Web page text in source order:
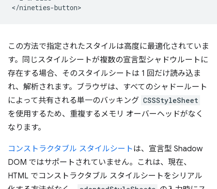
この方法で指定されたスタイルは高度に最適化されていま
す。同じスタイルシートが複数の宣言型シャドウルートに
存在する場合、そのスタイルシートは 1 回だけ読み込ま
れ、解析されます。ブラウザは、すべてのシャドールート
によって共有される単一のバッキング CSSStyleSheet
を使用するため、重複するメモリ オーバーヘッドがなく
なります。
コンストラクタブル スタイルシートは、宣言型 Shadow
DOM ではサポートされていません。これは、現在、
HTML でコンストラクタブル スタイルシートをシリアル